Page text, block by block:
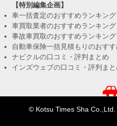
【特別編集企画】
車一括査定のおすすめランキング
車買取業者のおすすめランキング
事故車買取のおすすめランキング
自動車保険一括見積もりのおす
ナビクルの口コミ・評判まとめ
インズウェブの口コミ・評判まと
© Kotsu Times Sha